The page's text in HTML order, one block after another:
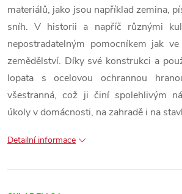
materiálů, jako jsou například zemina,
sníh. V historii a napříč různými
nepostradatelným pomocníkem jak
zemědělství. Díky své konstrukci a
lopata s ocelovou ochrannou
všestranná, což ji činí spolehlivým
úkoly v domácnosti, na zahradě i na
Detailní informace